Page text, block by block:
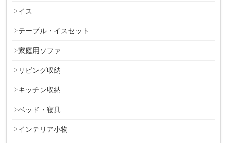
イス
テーブル・イスセット
家庭用ソファ
リビング収納
キッチン収納
ベッド・寝具
インテリア小物